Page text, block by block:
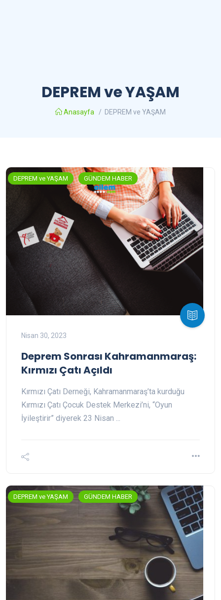
DEPREM ve YAŞAM
Anasayfa / DEPREM ve YAŞAM
DEPREM ve YAŞAM GÜNDEM HABER
Nisan 30, 2023
Deprem Sonrası Kahramanmaraş:
Kırmızı Çatı Açıldı
Kırmızı Çatı Derneği, Kahramanmaraş’ta kurduğu
Kırmızı Çatı Çocuk Destek Merkezi’ni, “Oyun
İyileştirir” diyerek 23 Nisan ...
DEPREM ve YAŞAM GÜNDEM HABER